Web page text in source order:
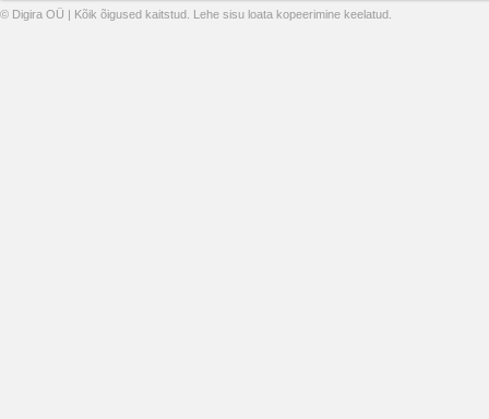
© Digira OÜ | Kõik õigused kaitstud. Lehe sisu loata kopeerimine keelatud.